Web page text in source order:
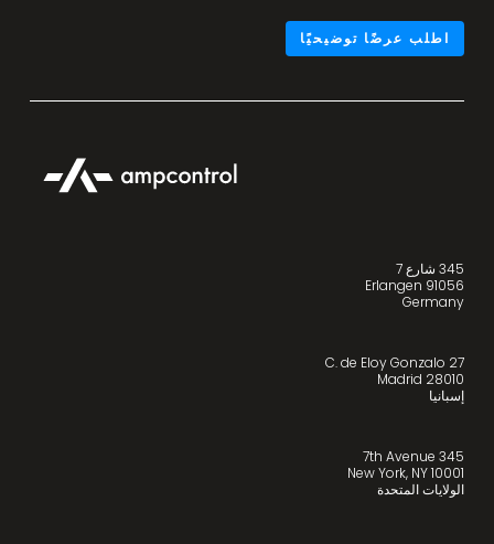
اطلب عرضًا توضيحيًا
345 شارع 7
91056 Erlangen
Germany
C. de Eloy Gonzalo 27
28010 Madrid
إسبانيا
345 7th Avenue
New York, NY 10001
الولايات المتحدة